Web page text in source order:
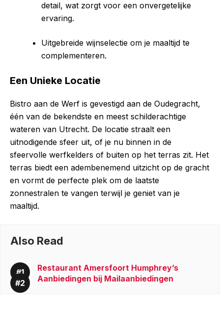
detail, wat zorgt voor een onvergetelijke
ervaring.
Uitgebreide wijnselectie om je maaltijd te
complementeren.
Een Unieke Locatie
Bistro aan de Werf is gevestigd aan de Oudegracht,
één van de bekendste en meest schilderachtige
wateren van Utrecht. De locatie straalt een
uitnodigende sfeer uit, of je nu binnen in de
sfeervolle werfkelders of buiten op het terras zit. Het
terras biedt een adembenemend uitzicht op de gracht
en vormt de perfecte plek om de laatste
zonnestralen te vangen terwijl je geniet van je
maaltijd.
Also Read
Restaurant Amersfoort Humphrey’s
Aanbiedingen bij Mailaanbiedingen